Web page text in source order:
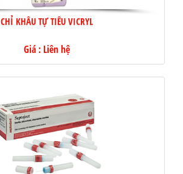
CHỈ KHÂU TỰ TIÊU VICRYL
Giá : Liên hệ